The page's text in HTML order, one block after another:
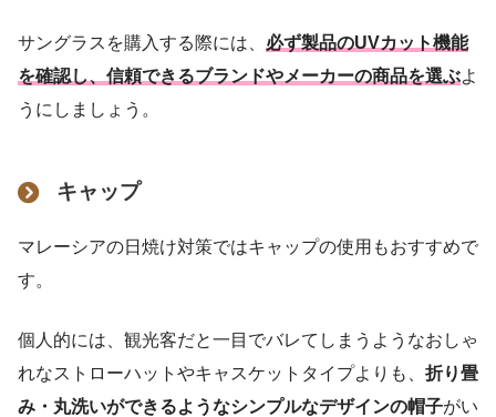
サングラスを購入する際には、 必ず製品のUVカット機能
を確認し、信頼できるブランドやメーカーの商品を選ぶよ
うにしましょう。
キャップ
マレーシアの日焼け対策ではキャップの使用もおすすめで
す。
個人的には、観光客だと一目でバレてしまうようなおしゃ
れなストローハットやキャスケットタイプよりも、 折り畳
み・丸洗いができるようなシンプルなデザインの帽子がい